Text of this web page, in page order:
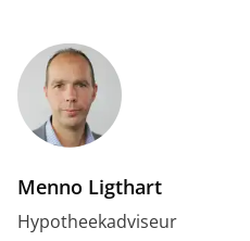
Menno Ligthart
Hypotheekadviseur